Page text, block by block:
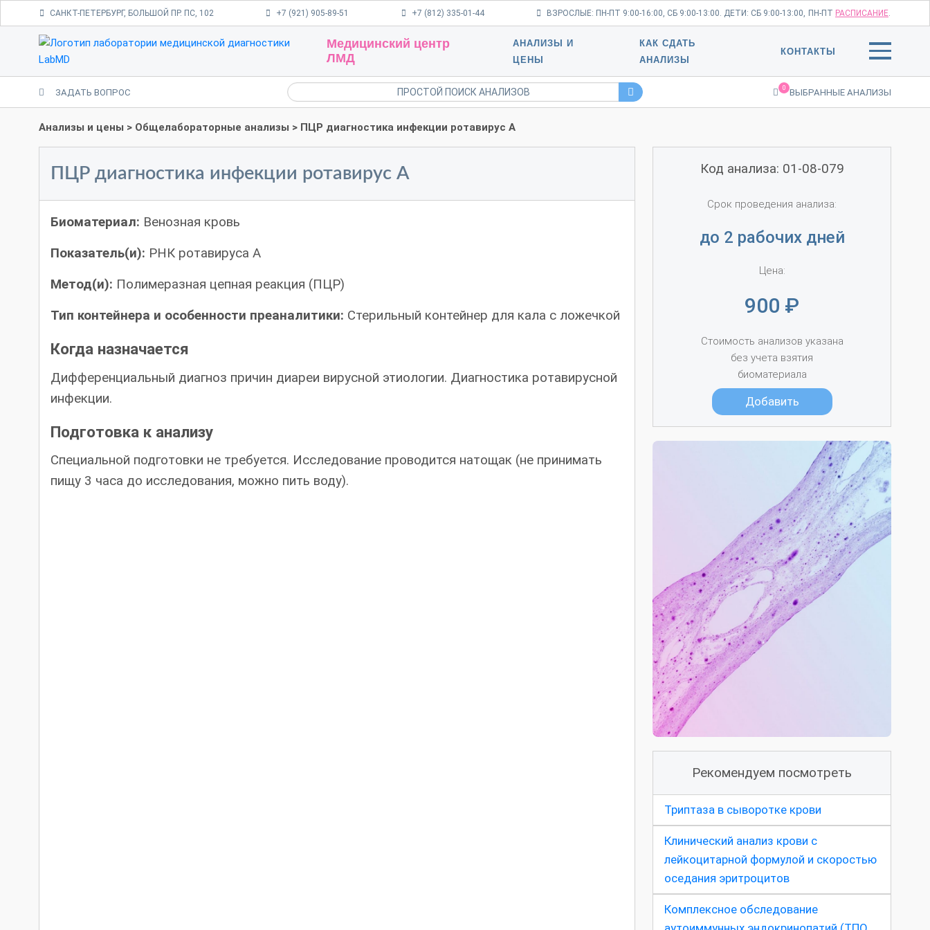
САНКТ-ПЕТЕРБУРГ, БОЛЬШОЙ ПР. ПС, 102 +7 (921) 905-89-51 +7 (812) 335-01-44 ВЗРОСЛЫЕ: ПН-ПТ 9:00-16:00, СБ 9:00-13:00. ДЕТИ: СБ 9:00-13:00, ПН-ПТ РАСПИСАНИЕ.
Медицинский центр
ЛМД
АНАЛИЗЫ И
ЦЕНЫ
КАК СДАТЬ
АНАЛИЗЫ
КОНТАКТЫ
ЗАДАТЬ ВОПРОС 0 ВЫБРАННЫЕ АНАЛИЗЫ
Анализы и цены > Общелабораторные анализы > ПЦР диагностика инфекции ротавирус A
ПЦР диагностика инфекции ротавирус A
Биоматериал: Венозная кровь
Показатель(и): РНК ротавируса А
Метод(и): Полимеразная цепная реакция (ПЦР)
Тип контейнера и особенности преаналитики: Стерильный контейнер для кала с ложечкой
Когда назначается
Дифференциальный диагноз причин диареи вирусной этиологии. Диагностика ротавирусной
инфекции.
Подготовка к анализу
Специальной подготовки не требуется. Исследование проводится натощак (не принимать
пищу 3 часа до исследования, можно пить воду).
Код анализа: 01-08-079
Срок проведения анализа:
до 2 рабочих дней
Цена:
900 ₽
Стоимость анализов указана
без учета взятия
биоматериала
Добавить
Рекомендуем посмотреть
Триптаза в сыворотке крови
Клинический анализ крови с
лейкоцитарной формулой и скоростью
оседания эритроцитов
Комплексное обследование